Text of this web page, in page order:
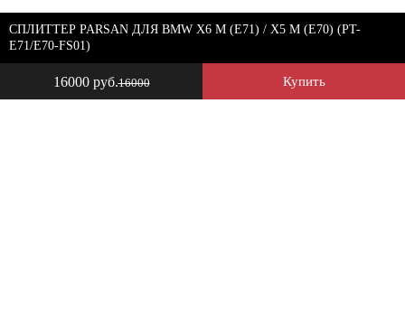
16000 руб.16000 Купить
СПЛИТТЕР PARSAN ДЛЯ BMW X6 M (E71) / X5 M (E70) (PT-
E71/E70-FS01)